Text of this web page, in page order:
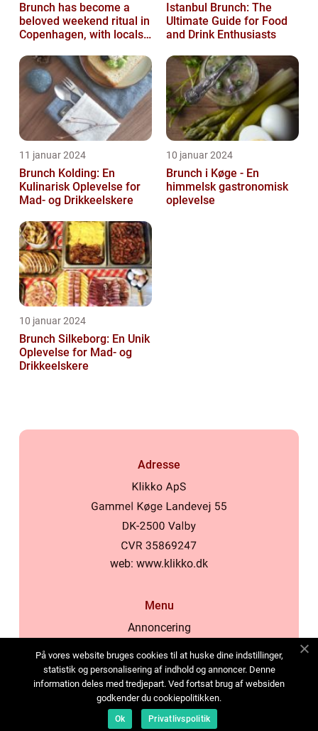
Brunch has become a
beloved weekend ritual in
Copenhagen, with locals
to...
Istanbul Brunch: The
Ultimate Guide for Food
and Drink Enthusiasts
11 januar 2024
Brunch Kolding: En
Kulinarisk Oplevelse for
Mad- og Drikkeelskere
10 januar 2024
Brunch i Køge - En
himmelsk gastronomisk
oplevelse
10 januar 2024
Brunch Silkeborg: En Unik
Oplevelse for Mad- og
Drikkeelskere
Adresse
web: www.klikko.dk
Menu
Annoncering
Cookies
Kontakt os
Sitemap
På vores website bruges cookies til at huske dine indstillinger,
statistik og personalisering af indhold og annoncer. Denne
information deles med tredjepart. Ved fortsat brug af websiden
godkender du cookiepolitikken.
Ok Privatlivspolitik